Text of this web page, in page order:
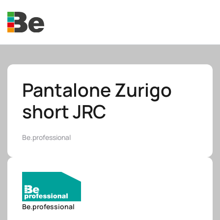
Skip to main content
Pantalone Zurigo
short JRC
Be.professional
Be.professional